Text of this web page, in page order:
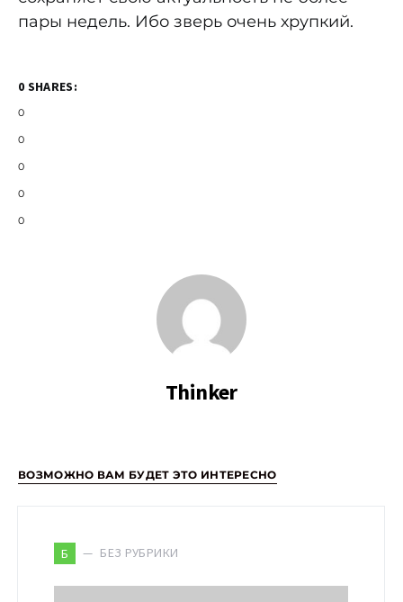
пары недель. Ибо зверь очень хрупкий.
0 SHARES:
0
0
0
0
0
Thinker
ВОЗМОЖНО ВАМ БУДЕТ ЭТО ИНТЕРЕСНО
Б БЕЗ РУБРИКИ